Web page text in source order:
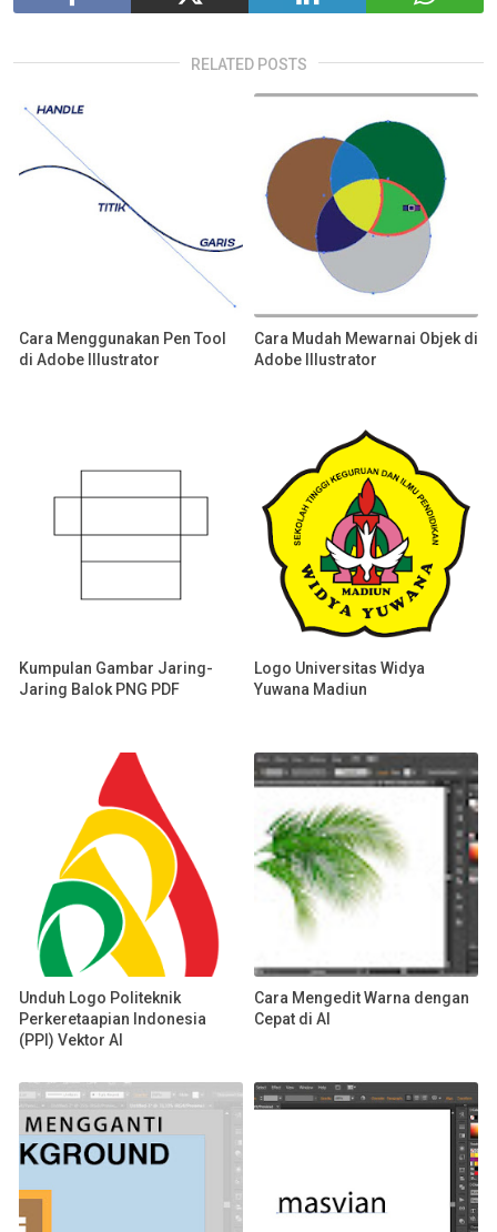
RELATED POSTS
Cara Menggunakan Pen Tool
di Adobe Illustrator
Cara Mudah Mewarnai Objek di
Adobe Illustrator
Kumpulan Gambar Jaring-
Jaring Balok PNG PDF
Logo Universitas Widya
Yuwana Madiun
Unduh Logo Politeknik
Perkeretaapian Indonesia
(PPI) Vektor AI
Cara Mengedit Warna dengan
Cepat di AI